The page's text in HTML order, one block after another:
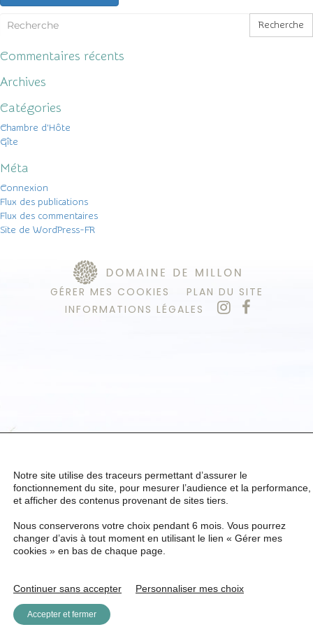
Recherche
Commentaires récents
Archives
Catégories
Chambre d'Hôte
Gîte
Méta
Connexion
Flux des publications
Flux des commentaires
Site de WordPress-FR
GÉRER MES COOKIES
PLAN DU SITE
INFORMATIONS LÉGALES
Notre site utilise des traceurs permettant d’assurer le
fonctionnement du site, pour mesurer l’audience et la performance,
et afficher des contenus provenant de sites tiers.
Nous conserverons votre choix pendant 6 mois. Vous pourrez
changer d’avis à tout moment en utilisant le lien « Gérer mes
cookies » en bas de chaque page.
Continuer sans accepter Personnaliser mes choix
Accepter et fermer